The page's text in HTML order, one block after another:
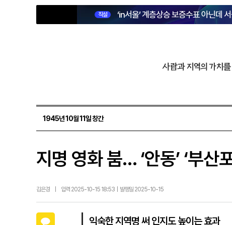
직설 ‘in서울’ 계층상승 보증수표 아닌데
사람과 지역의 가치
1945년 10월 11일 창간
지명 영화 붐… ‘안동’ ‘부산
김은경 입력 2025-10-15 18:53 | 발행일 2025-10-15
익숙한 지역명 써 인지도 높이는 효과